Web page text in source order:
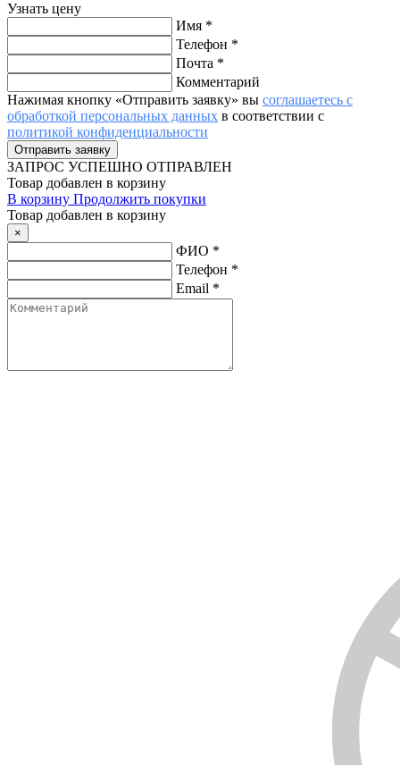
Узнать цену
Имя *
Телефон *
Почта *
Комментарий
Нажимая кнопку «Отправить заявку» вы соглашаетесь с
обработкой персональных данных в соответствии с
политикой конфиденциальности
ЗАПРОС УСПЕШНО ОТПРАВЛЕН
Товар добавлен в корзину
В корзину Продолжить покупки
Товар добавлен в корзину
×
ФИО *
Телефон *
Email *